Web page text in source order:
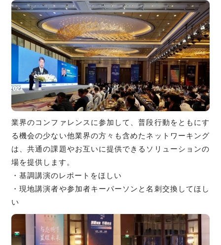
業界のコンファレンスに参加して、普段行動をともにす
る機会の少ない他業界の方々も含めたネットワーキング
は、共通の課題やお互いに提供できるソリューションの
場を提供します。
・基調講演のレポートをほしい
・現地講演者や参加者キーパーソンと名刺交換してほし
い